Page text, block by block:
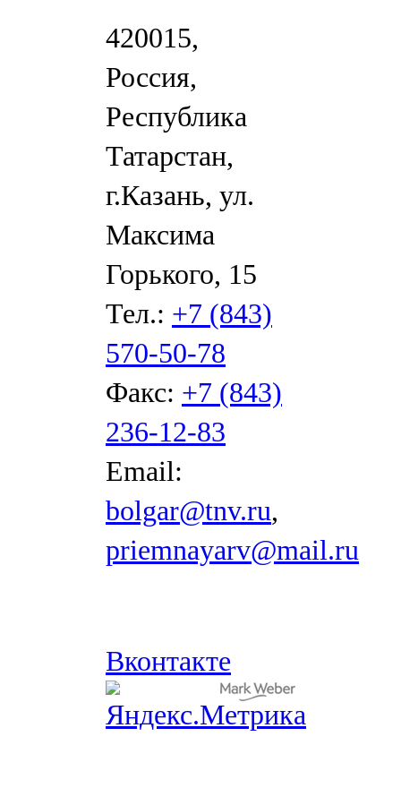
420015,
Россия,
Республика
Татарстан,
г.Казань, ул.
Максима
Горького, 15
Тел.: +7 (843)
570-50-78
Факс: +7 (843)
236-12-83
Email:
bolgar@tnv.ru,
priemnayarv@mail.ru
Вконтакте